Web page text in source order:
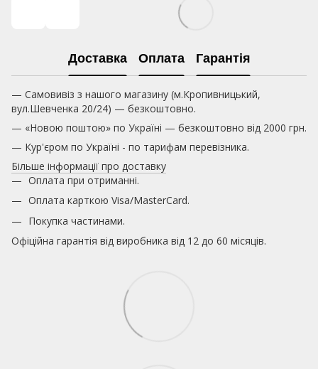
Доставка Оплата Гарантія
— Самовивіз з нашого магазину (м.Кропивницький,
вул.Шевченка 20/24) — безкоштовно.
— «Новою поштою» по Україні — безкоштовно від 2000 грн.
— Кур'єром по Україні - по тарифам перевізника.
Більше інформації про доставку
Оплата при отриманні.
Оплата карткою Visa/MasterCard.
Покупка частинами.
Офіційна гарантія від виробника від 12 до 60 місяців.